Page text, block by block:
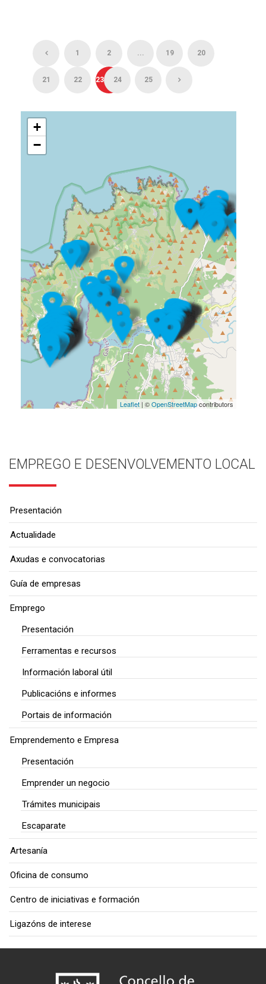
1 2 ... 19 20
21 22 23 24 25
+
−
Leaflet| ©OpenStreetMapcontributors
EMPREGO E DESENVOLVEMENTO LOCAL
Presentación
Actualidade
Axudas e convocatorias
Guía de empresas
Emprego
Presentación
Ferramentas e recursos
Información laboral útil
Publicacións e informes
Portais de información
Emprendemento e Empresa
Presentación
Emprender un negocio
Trámites municipais
Escaparate
Artesanía
Oficina de consumo
Centro de iniciativas e formación
Ligazóns de interese